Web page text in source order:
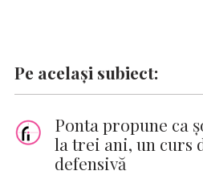
Pe același subiect:
Ponta propune ca
la trei ani, un curs
defensivă